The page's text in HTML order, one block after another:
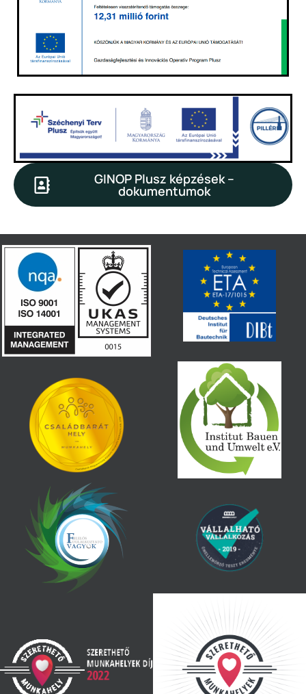
GINOP Plusz képzések –
dokumentumok